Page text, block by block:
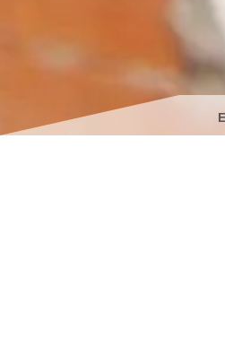
Etanchéité de terrasse 78
Yvelines